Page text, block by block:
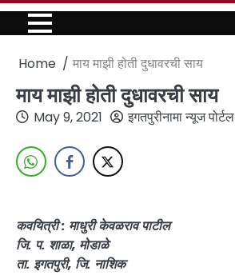
Home माय माझी होती दुधावरची साय
माय माझी होती दुधावरची साय
May 9, 2021 इगतपुरीनामा न्यूज पोर्टल
कवयित्री : माधुरी केवळराव पाटील
जि. प. शाळा, मोडाळे
ता. इगतपुरी, जि. नाशिक